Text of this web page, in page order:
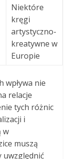
Niektóre
kręgi
artystyczno-
kreatywne w
Europie
wpływa nie
relacje
tych różnic
i
w
muszą
uwzględnić